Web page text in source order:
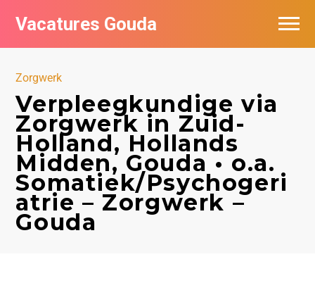
Vacatures Gouda
Zorgwerk
Verpleegkundige via
Zorgwerk in Zuid-
Holland, Hollands
Midden, Gouda • o.a.
Somatiek/Psychogeri
atrie – Zorgwerk –
Gouda
Vacatures per bedrijf in Gouda
De populairste vacatures in Gouda